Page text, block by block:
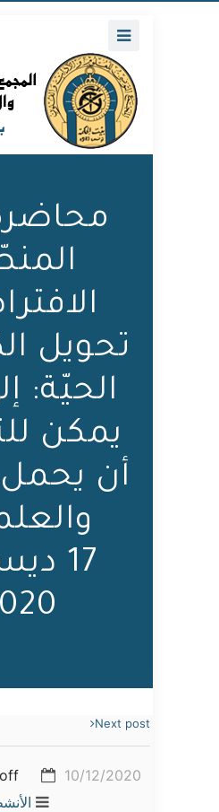
تحويل
الحيّة:
يمكن
أن
17
Next post
10/12/2020